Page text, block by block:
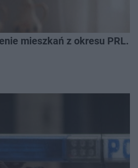
mieszkań z okresu PRL.